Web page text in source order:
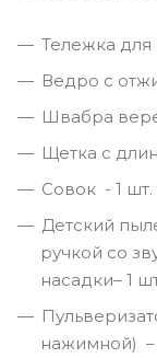
Тележка для
Ведро с
Швабра
Щетка с
Совок - 1 шт.
Детский
ручкой со
насадки– 1
нажимной) –